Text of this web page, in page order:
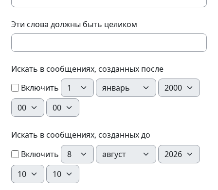
Эти слова должны быть целиком
Искать в сообщениях, созданных после
Включить День Месяц
Год
Час
Минута
Искать в сообщениях, созданных до
Включить День Месяц
Год
Час
Минута